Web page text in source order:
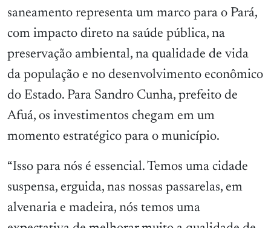
saneamento representa um marco para o Pará,
com impacto direto na saúde pública, na
preservação ambiental, na qualidade de vida
da população e no desenvolvimento econômico
do Estado. Para Sandro Cunha, prefeito de
Afuá, os investimentos chegam em um
momento estratégico para o município.
“Isso para nós é essencial. Temos uma cidade
suspensa, erguida, nas nossas passarelas, em
alvenaria e madeira, nós temos uma